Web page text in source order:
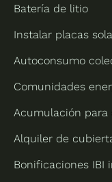
Batería de litio
Instalar placas
Autoconsumo
Comunidades
Acumulación para
Alquiler de
Bonificaciones IBI